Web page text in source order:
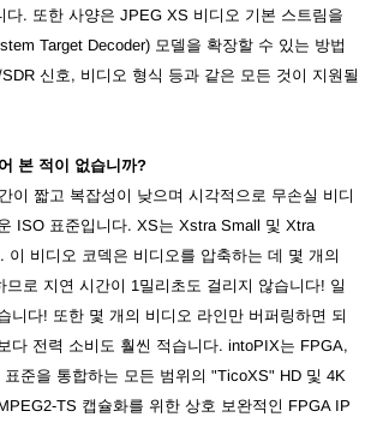
다. 또한 사양은 JPEG XS 비디오 기본 스트림을
Target Decoder) 모델을 확장할 수 있는 방법
신호, 비디오 형식 등과 같은 모든 것이 지원될
본 적이 없습니까?
이 짧고 복잡성이 낮으며 시각적으로 무손실 비디
ISO 표준입니다. XS는 Xstra Small 및 Xtra
이 비디오 코덱은 비디오를 압축하는 데 몇 개의
므로 지연 시간이 1밀리초도 걸리지 않습니다! 일
니다! 또한 몇 개의 비디오 라인만 버퍼링하면 되
다 전력 소비도 훨씬 적습니다. intoPIX는 FPGA,
준을 통합하는 모든 범위의 "TicoXS" HD 및 4K
TS 캡슐화를 위한 상호 보완적인 FPGA IP